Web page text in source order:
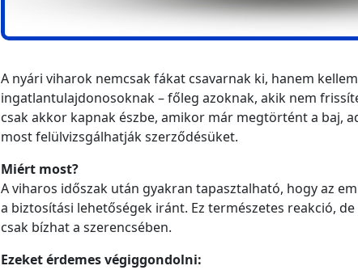
A nyári viharok nemcsak fákat csavarnak ki, hanem
ingatlantulajdonosoknak – főleg azoknak, akik nem
csak akkor kapnak észbe, amikor már megtörtént a baj,
most felülvizsgálhatják szerződésüket.
Miért most?
A viharos időszak után gyakran tapasztalható, hogy az
a biztosítási lehetőségek iránt. Ez természetes reakció,
csak bízhat a szerencsében.
Ezeket érdemes végiggondolni: